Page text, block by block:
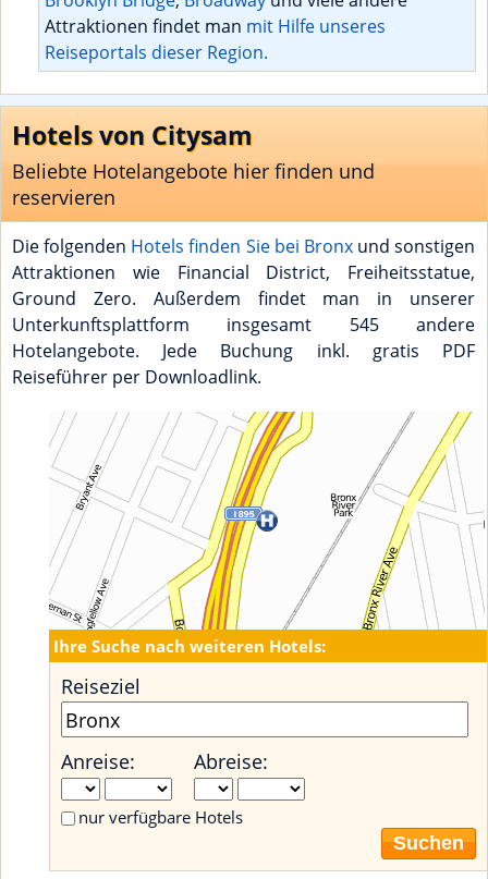
Attraktionen findet man mit Hilfe unseres
Reiseportals dieser Region.
Hotels von Citysam
Beliebte Hotelangebote hier finden und
reservieren
Die folgenden Hotels finden Sie bei Bronxund sonstigen
Attraktionen wie Financial District, Freiheitsstatue,
Ground Zero. Außerdem findet man in unserer
Unterkunftsplattform insgesamt 545 andere
Hotelangebote. Jede Buchung inkl. gratis PDF
Reiseführer per Downloadlink.
Ihre Suche nach weiteren Hotels:
Reiseziel
Anreise: Abreise:
nur verfügbare Hotels
Suchen